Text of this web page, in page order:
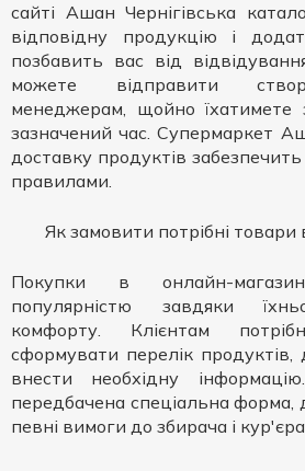
сайті Ашан Чернігівська
відповідну продукцію і
позбавить вас від
можете відправити
менеджерам, щойно
зазначений час. Супермаркет
доставку продуктів забезпечить
правилами.
Як замовити потрібні
Покупки в онлайн-
популярністю завдяки
комфорту. Клієнтам
сформувати перелік
внести необхідну
передбачена спеціальна форма,
певні вимоги до збирача і кур'єра